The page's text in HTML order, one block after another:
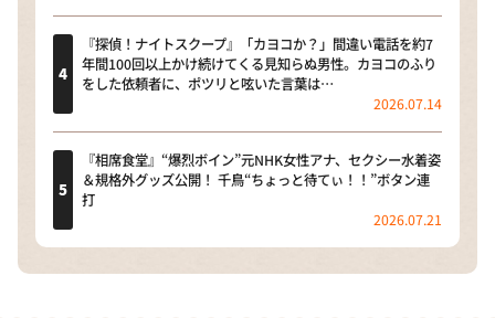
『探偵！ナイトスクープ』「カヨコか？」間違い電話を約7
年間100回以上かけ続けてくる見知らぬ男性。カヨコのふり
をした依頼者に、ポツリと呟いた言葉は…
2026.07.14
『相席食堂』“爆烈ボイン”元NHK女性アナ、セクシー水着姿
＆規格外グッズ公開！ 千鳥“ちょっと待てぃ！！”ボタン連
打
2026.07.21